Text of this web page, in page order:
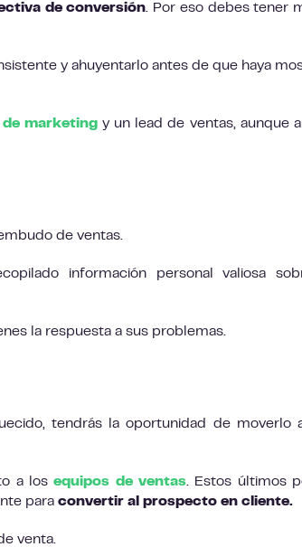
de conversión. Por eso debes tener
y ahuyentarlo antes de que haya
de marketingy un lead de ventas, aunque
de ventas.
información personal valiosa
la respuesta a sus problemas.
tendrás la oportunidad de moverlo
a losequipos de ventas. Estos últimos
para convertir al prospecto en cliente.
venta.